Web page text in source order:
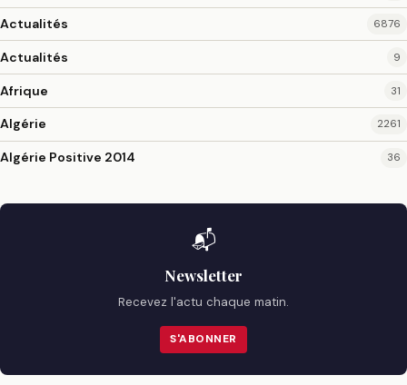
Actualités 6876
Actualités 9
Afrique 31
Algérie 2261
Algérie Positive 2014 36
📬
Newsletter
Recevez l'actu chaque matin.
S'ABONNER